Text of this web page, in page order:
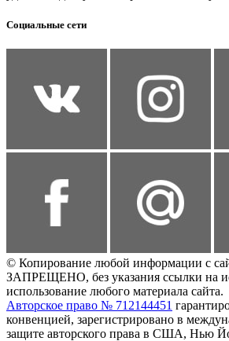
Социальные сети
© Копирование любой информации с
ЗАПРЕЩЕНО, без указания ссылки на
использование любого материала сайта.
Авторское право № 712144451
конвенцией, зарегистрировано в
защите авторского права в США, Нью